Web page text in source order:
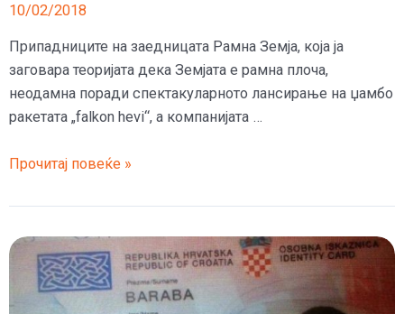
10/02/2018
Припадниците на заедницата Рамна Земја, која ја
заговара теоријата дека Земјата е рамна плоча,
неодамна поради спектакуларното лансирање на џамбо
ракетата „falkon hevi“, а компанијата …
(Видео)
го
оспорува
лансирањето
автомобилот
Прочитај повеќе »